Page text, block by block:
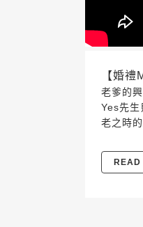
【婚
老爹的
Yes先生
老之時
READ